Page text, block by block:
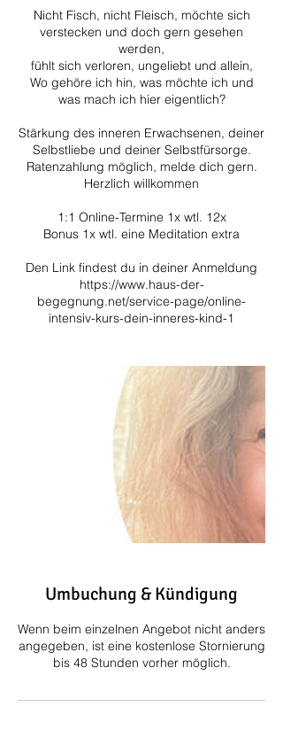
Nicht Fisch, nicht Fleisch, möchte sich
verstecken und doch gern gesehen
werden,
fühlt sich verloren, ungeliebt und allein,
Wo gehöre ich hin, was möchte ich und
was mach ich hier eigentlich?
Stärkung des inneren Erwachsenen, deiner
Selbstliebe und deiner Selbstfürsorge.
Ratenzahlung möglich, melde dich gern.
Herzlich willkommen
1:1 Online-Termine 1x wtl. 12x
Bonus 1x wtl. eine Meditation extra
Den Link findest du in deiner Anmeldung
https://www.haus-der-
begegnung.net/service-page/online-
Umbuchung & Kündigung
Wenn beim einzelnen Angebot nicht anders
angegeben, ist eine kostenlose Stornierung
bis 48 Stunden vorher möglich.